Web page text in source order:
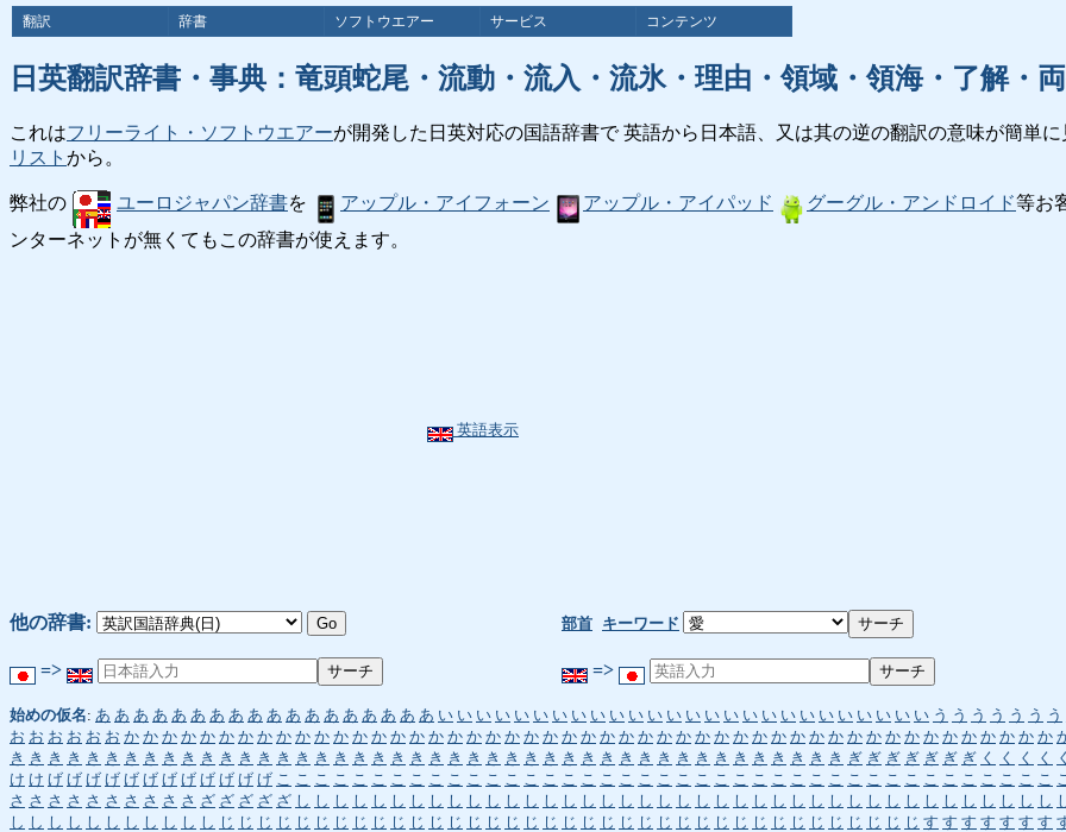
翻訳 辞書 ソフトウエアー サービス コンテンツ
日英翻訳辞書・事典：竜頭蛇尾・流動・流入・流氷・理由・領域・領海・了解・
これはフリーライト・ソフトウエアーが開発した日英対応の国語辞書で 英語から日本語、又は其の逆の翻訳の意味が簡単
リスト から。
弊社の ユーロジャパン辞書を アップル・アイフォーン アップル・アイパッド グーグル・アンドロイド等お
ンターネットが無くてもこの辞書が使えます。
英語表示
他の辞書: 部首 キーワード
=> =>
始めの仮名: あ あ あ あ あ あ あ あ あ あ あ あ あ あ あ あ あ あ い い い い い い い い い い い い い い い い い い い い い い い い い い う う う う う う う
お お お お お お か か か か か か か か か か か か か か か か か か か か か か か か か か か か か か か か か か か か か か か か か か か か か か か か か
き き き き き き き き き き き き き き き き き き き き き き き き き き き き き き き き き き き き き き き き き き き き ぎ ぎ ぎ ぎ ぎ ぎ ぎ く く く く く
け け げ げ げ げ げ げ げ げ げ げ げ げ こ こ こ こ こ こ こ こ こ こ こ こ こ こ こ こ こ こ こ こ こ こ こ こ こ こ こ こ こ こ こ こ こ こ こ こ こ こ こ こ こ
さ さ さ さ さ さ さ さ さ さ ざ ざ ざ ざ ざ し し し し し し し し し し し し し し し し し し し し し し し し し し し し し し し し し し し し し し し し
し し し し し し し し し し し じ じ じ じ じ じ じ じ じ じ じ じ じ じ じ じ じ じ じ じ じ じ じ じ じ じ じ じ じ じ じ じ じ じ じ じ じ す す す す す す す